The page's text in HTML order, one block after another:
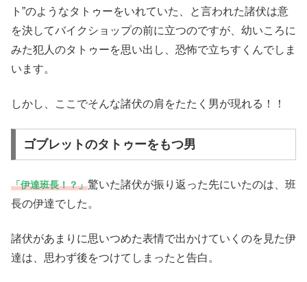
ト”のようなタトゥーをいれていた、と言われた諸伏は意
を決してバイクショップの前に立つのですが、幼いころに
みた犯人のタトゥーを思い出し、恐怖で立ちすくんでしま
います。
しかし、ここでそんな諸伏の肩をたたく男が現れる！！
ゴブレットのタトゥーをもつ男
「伊達班長！？」驚いた諸伏が振り返った先にいたのは、班
長の伊達でした。
諸伏があまりに思いつめた表情で出かけていくのを見た伊
達は、思わず後をつけてしまったと告白。